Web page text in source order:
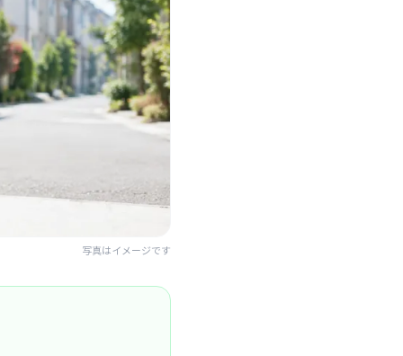
写真はイメージです